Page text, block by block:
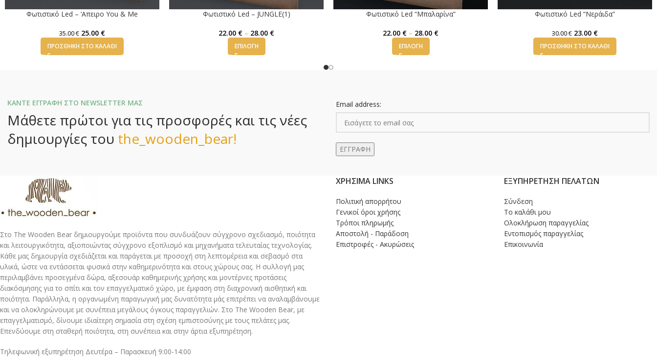
Φωτιστικό Led – ‘Απειρο You & Me
35.00€ 25.00 €
ΠΡΟΣΘΉΚΗ ΣΤΟ ΚΑΛΆΘΙ
Φωτιστικό Led – JUNGLE(1)
22.00 € – 28.00 €
ΕΠΙΛΟΓΉ
Φωτιστικό Led “Μπαλαρίνα”
22.00 € – 28.00 €
ΕΠΙΛΟΓΉ
Φωτιστικό Led “Νεράιδα”
30.00€ 23.00 €
ΠΡΟΣΘΉΚΗ ΣΤΟ ΚΑΛΆΘΙ
ΚΑΝΤΕ ΕΓΓΡΑΦΗ ΣΤΟ NEWSLETTER ΜΑΣ
Μάθετε πρώτοι για τις προσφορές και τις νέες
δημιουργίες του the_wooden_bear!
Email address:
Στο The Wooden Bear δημιουργούμε προϊόντα που συνδυάζουν σύγχρονο σχεδιασμό, ποιότητα
και λειτουργικότητα, αξιοποιώντας σύγχρονο εξοπλισμό και μηχανήματα τελευταίας τεχνολογίας.
Κάθε μας δημιουργία σχεδιάζεται και παράγεται με προσοχή στη λεπτομέρεια και σεβασμό στα
υλικά, ώστε να εντάσσεται φυσικά στην καθημερινότητα και στους χώρους σας. Η συλλογή μας
περιλαμβάνει προσεγμένα δώρα, αξεσουάρ καθημερινής χρήσης και μοντέρνες προτάσεις
διακόσμησης για το σπίτι και τον επαγγελματικό χώρο, με έμφαση στη διαχρονική αισθητική και
ποιότητα. Παράλληλα, η οργανωμένη παραγωγική μας δυνατότητα μάς επιτρέπει να αναλαμβάνουμε
και να ολοκληρώνουμε με συνέπεια μεγάλους όγκους παραγγελιών. Στο The Wooden Bear, με
επαγγελματισμό, δίνουμε ιδιαίτερη σημασία στη σχέση εμπιστοσύνης με τους πελάτες μας.
Επενδύουμε στη σταθερή ποιότητα, στη συνέπεια και στην άρτια εξυπηρέτηση.
Τηλεφωνική εξυπηρέτηση Δευτέρα – Παρασκευή 9:00-14:00
ΧΡΉΣΙΜΑ LINKS
Πολιτική απορρήτου
Γενικοί όροι χρήσης
Τρόποι πληρωμής
Αποστολή - Παράδοση
Επιστροφές - Ακυρώσεις
ΕΞΥΠΗΡΕΤΗΣΗ ΠΕΛΑΤΩΝ
Σύνδεση
Το καλάθι μου
Ολοκλήρωση παραγγελίας
Εντοπισμός παραγγελίας
Επικοινωνία